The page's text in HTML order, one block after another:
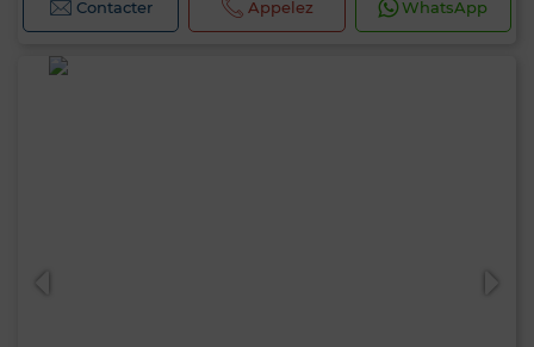
Contacter Appelez WhatsApp